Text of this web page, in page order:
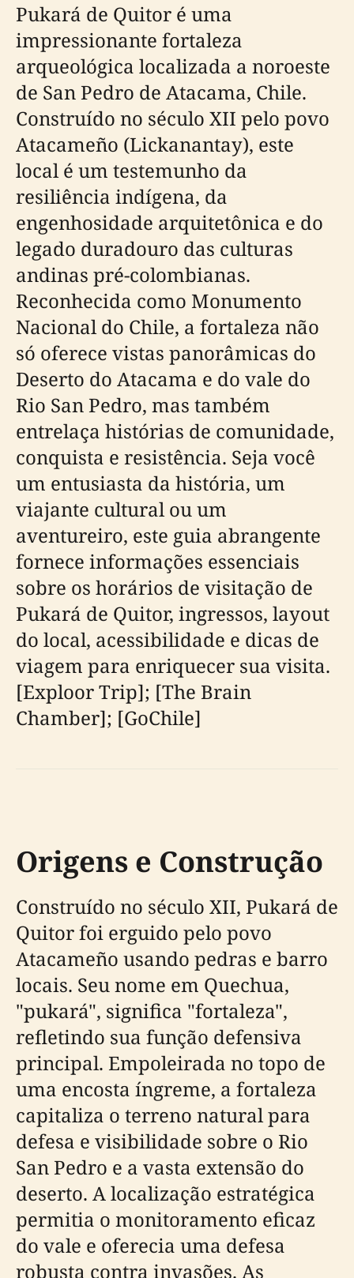
Pukará de Quitor é uma
impressionante fortaleza
arqueológica localizada a noroeste
de San Pedro de Atacama, Chile.
Construído no século XII pelo povo
Atacameño (Lickanantay), este
local é um testemunho da
resiliência indígena, da
engenhosidade arquitetônica e do
legado duradouro das culturas
andinas pré-colombianas.
Reconhecida como Monumento
Nacional do Chile, a fortaleza não
só oferece vistas panorâmicas do
Deserto do Atacama e do vale do
Rio San Pedro, mas também
entrelaça histórias de comunidade,
conquista e resistência. Seja você
um entusiasta da história, um
viajante cultural ou um
aventureiro, este guia abrangente
fornece informações essenciais
sobre os horários de visitação de
Pukará de Quitor, ingressos, layout
do local, acessibilidade e dicas de
viagem para enriquecer sua visita.
[Exploor Trip]; [The Brain
Chamber]; [GoChile]
Origens e Construção
Construído no século XII, Pukará de
Quitor foi erguido pelo povo
Atacameño usando pedras e barro
locais. Seu nome em Quechua,
"pukará", significa "fortaleza",
refletindo sua função defensiva
principal. Empoleirada no topo de
uma encosta íngreme, a fortaleza
capitaliza o terreno natural para
defesa e visibilidade sobre o Rio
San Pedro e a vasta extensão do
deserto. A localização estratégica
permitia o monitoramento eficaz
do vale e oferecia uma defesa
robusta contra invasões. As